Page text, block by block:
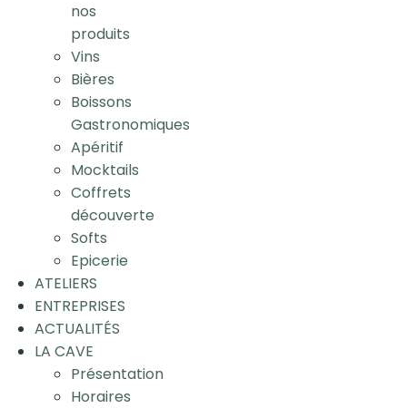
nos
produits
Vins
Bières
Boissons
Gastronomiques
Apéritif
Mocktails
Coffrets
découverte
Softs
Epicerie
ATELIERS
ENTREPRISES
ACTUALITÉS
LA CAVE
Présentation
Horaires